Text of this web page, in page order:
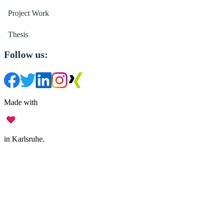
Project Work
Thesis
Follow us:
Made with
in Karlsruhe.